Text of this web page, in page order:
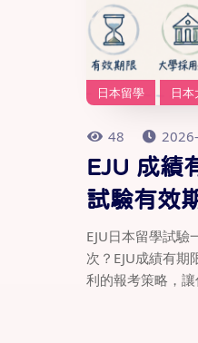
日本留學 日本
48
EJU 成績
試驗有效
EJU日本留學試
次？EJU成績有
利的報考策略，讓